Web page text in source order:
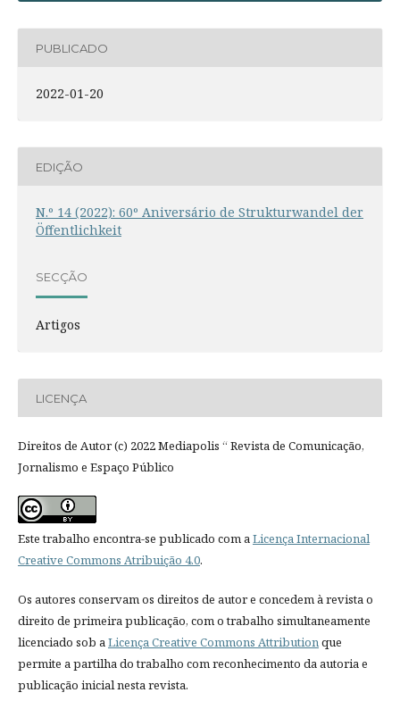
PUBLICADO
2022-01-20
EDIÇÃO
N.º 14 (2022): 60º Aniversário de Strukturwandel der
Öffentlichkeit
SECÇÃO
Artigos
LICENÇA
Direitos de Autor (c) 2022 Mediapolis “ Revista de Comunicação,
Jornalismo e Espaço Público
Este trabalho encontra-se publicado com aLicença Internacional
Creative Commons Atribuição 4.0.
Os autores conservam os direitos de autor e concedem à revista o
direito de primeira publicação, com o trabalho simultaneamente
licenciado sob aLicença Creative Commons Attributionque
permite a partilha do trabalho com reconhecimento da autoria e
publicação inicial nesta revista.